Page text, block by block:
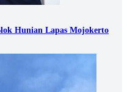
Hunian Lapas Mojokerto